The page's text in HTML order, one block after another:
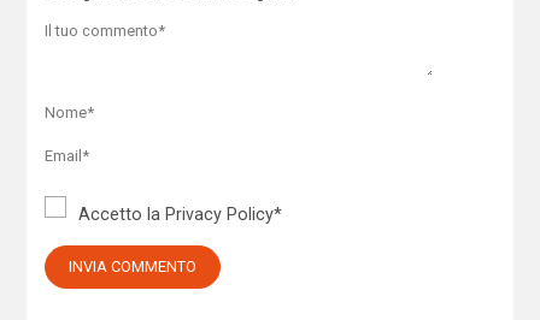
Accetto la Privacy Policy*